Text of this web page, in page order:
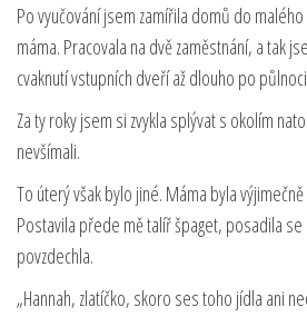
Po vyučování jsem zamířila domů do
máma. Pracovala na dvě zaměstnání, a tak
cvaknutí vstupních dveří až dlouho po
Za ty roky jsem si zvykla splývat s okolím
nevšímali.
To úterý však bylo jiné. Máma byla
Postavila přede mě talíř špaget, posadila
povzdechla.
„Hannah, zlatíčko, skoro ses toho jídla ani